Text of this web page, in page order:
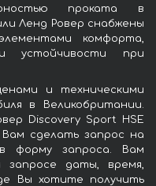
проката в
Ленд Ровер снабжены
комфорта,
устойчивости при
и техническими
в Великобритании.
Discovery Sport HSE
сделать запрос на
форму запроса. Вам
запросе даты, время,
Вы хотите получить